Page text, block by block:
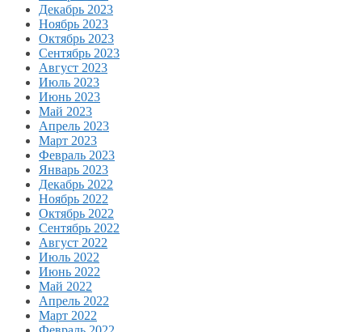
Декабрь 2023
Ноябрь 2023
Октябрь 2023
Сентябрь 2023
Август 2023
Июль 2023
Июнь 2023
Май 2023
Апрель 2023
Март 2023
Февраль 2023
Январь 2023
Декабрь 2022
Ноябрь 2022
Октябрь 2022
Сентябрь 2022
Август 2022
Июль 2022
Июнь 2022
Май 2022
Апрель 2022
Март 2022